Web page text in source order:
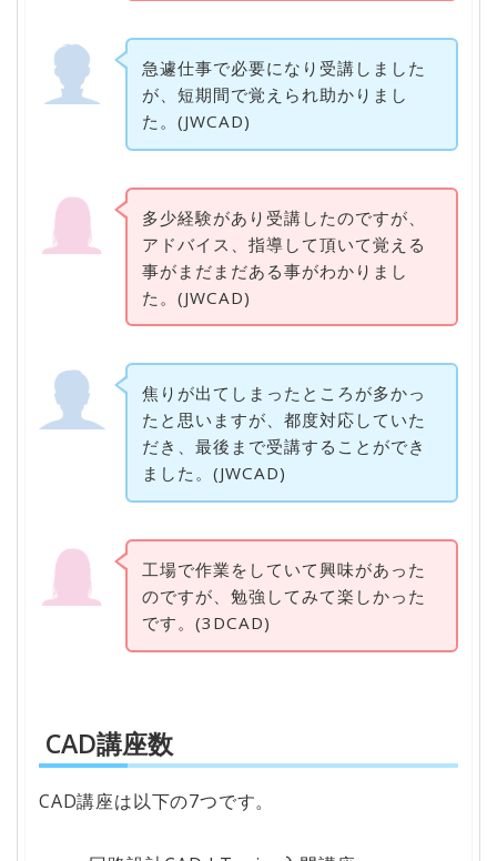
急遽仕事で必要になり受講しました
が、短期間で覚えられ助かりまし
た。(JWCAD)
多少経験があり受講したのですが、
アドバイス、指導して頂いて覚える
事がまだまだある事がわかりまし
た。(JWCAD)
焦りが出てしまったところが多かっ
たと思いますが、都度対応していた
だき、最後まで受講することができ
ました。(JWCAD)
工場で作業をしていて興味があった
のですが、勉強してみて楽しかった
です。(3DCAD)
CAD講座数
CAD講座は以下の7つです。